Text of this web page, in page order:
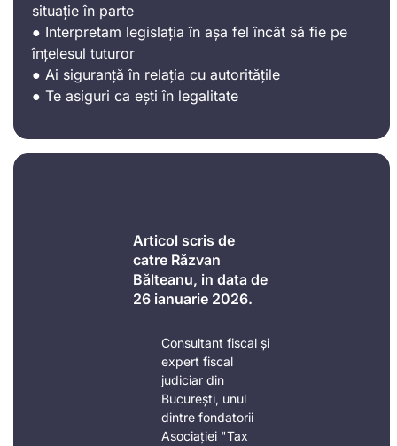
situație în parte
● Interpretam legislația în așa fel încât să fie pe
înțelesul tuturor
● Ai siguranță în relația cu autoritățile
● Te asiguri ca ești în legalitate
Articol scris de
catre Răzvan
Bălteanu, in data de
26 ianuarie 2026.
Consultant fiscal și
expert fiscal
judiciar din
București, unul
dintre fondatorii
Asociației "Tax